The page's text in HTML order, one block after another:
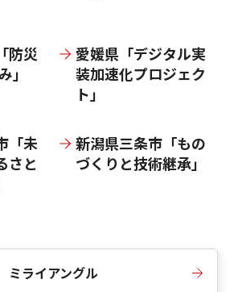
防災
」
愛媛県「デジタル実
装加速化プロジェク
ト」
「未
さと
新潟県三条市「もの
づくりと技術継承」
ミライアングル